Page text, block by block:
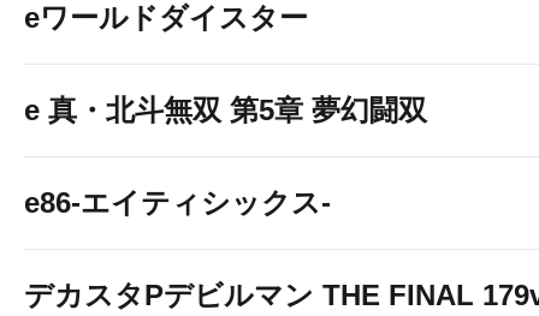
eワールドダイスター
e 真・北斗無双 第5章 夢幻闘双
e86-エイティシックス-
デカスタPデビルマン THE FINAL